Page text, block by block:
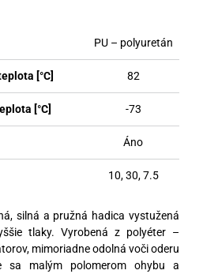
PU – polyuretán
[°C] 82
[°C] -73
Áno
10, 30, 7.5
silná a pružná hadica vystužená
tlaky. Vyrobená z polyéter –
mimoriadne odolná voči oderu
sa malým polomerom ohybu a